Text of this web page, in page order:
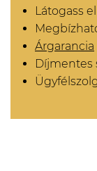
Látogass el
Árgarancia
Díjmentes